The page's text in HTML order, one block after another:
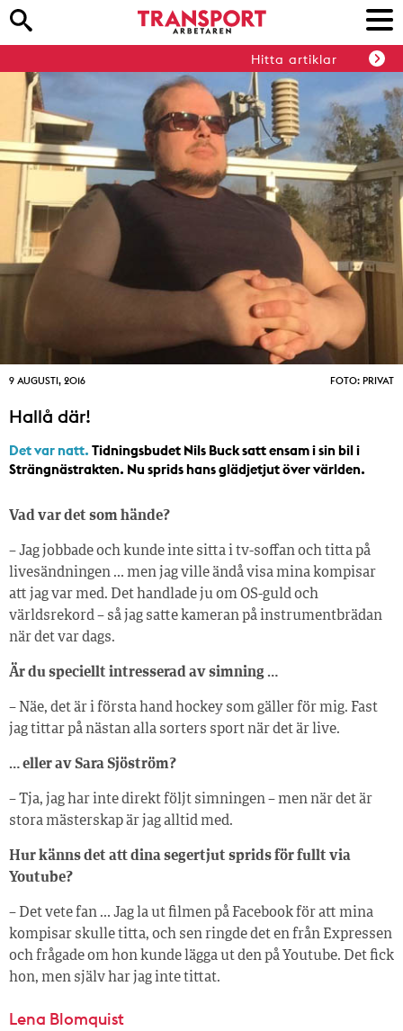
Hitta artiklar
9 AUGUSTI, 2016 FOTO: PRIVAT
Hallå där!
Det var natt. Tidningsbudet Nils Buck satt ensam i sin bil i
Strängnästrakten. Nu sprids hans glädjetjut över världen.
Vad var det som hände?
– Jag jobbade och kunde inte sitta i tv-soffan och titta på
livesändningen … men jag ville ändå visa mina kompisar
att jag var med. Det handlade ju om OS-guld och
världsrekord – så jag satte kameran på instrumentbrädan
när det var dags.
Är du speciellt intresserad av simning …
– Näe, det är i första hand hockey som gäller för mig. Fast
jag tittar på nästan alla sorters sport när det är live.
… eller av Sara Sjöström?
– Tja, jag har inte direkt följt simningen – men när det är
stora mästerskap är jag alltid med.
Hur känns det att dina segertjut sprids för fullt via
Youtube?
– Det vete fan … Jag la ut filmen på Facebook för att mina
kompisar skulle titta, och sen ringde det en från Expressen
och frågade om hon kunde lägga ut den på Youtube. Det fick
hon, men själv har jag inte tittat.
Lena Blomquist